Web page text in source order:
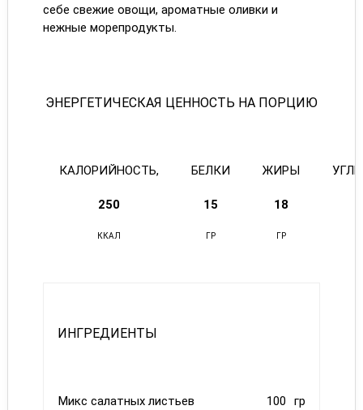
себе свежие овощи, ароматные оливки и
нежные морепродукты.
ЭНЕРГЕТИЧЕСКАЯ ЦЕННОСТЬ НА ПОРЦИЮ
КАЛОРИЙНОСТЬ, БЕЛКИ ЖИРЫ
250 15 18
ККАЛ ГР ГР
ИНГРЕДИЕНТЫ
Микс салатных листьев 100 гр